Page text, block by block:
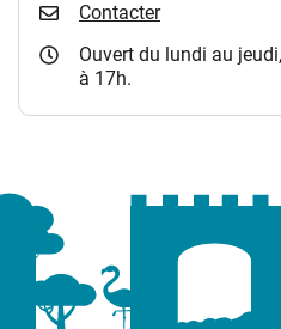
Contacter
Ouvert du lundi au
à 17h.